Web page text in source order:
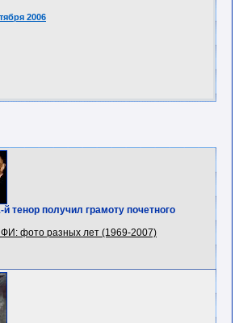
2006
й тенор получил грамоту почетного
фото разных лет (1969-2007)